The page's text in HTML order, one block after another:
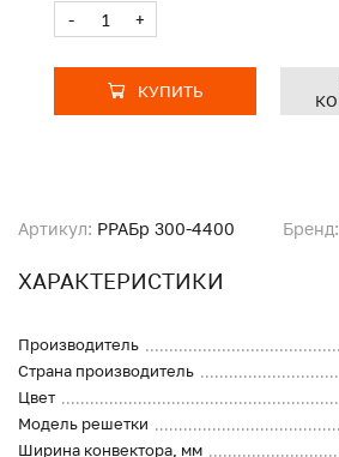
Артикул: PPAБр 300-4400 Бренд:
ХАРАКТЕРИСТИКИ
Производитель
Страна производитель
Цвет
Модель решетки
Ширина конвектора, мм
- +
КУПИТЬ